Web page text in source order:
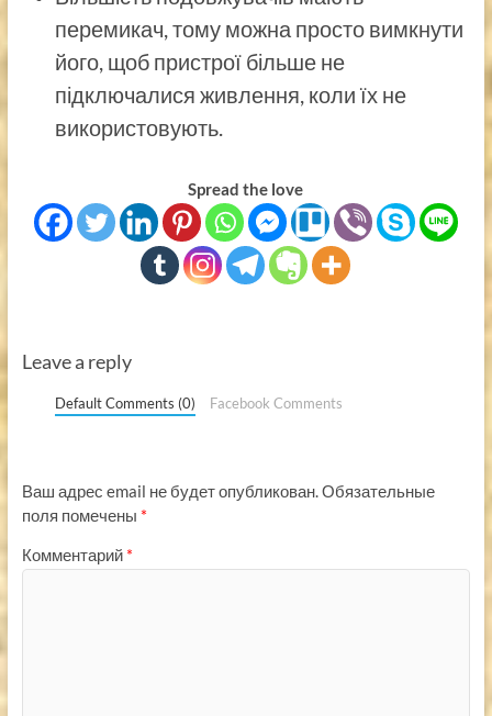
перемикач, тому можна просто вимкнути
його, щоб пристрої більше не
підключалися живлення, коли їх не
використовують.
Spread the love
Leave a reply
Default Comments (0) Facebook Comments
Ваш адрес email не будет опубликован.Обязательные
поля помечены *
Комментарий *